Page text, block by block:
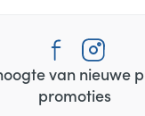
van nieuwe
promoties